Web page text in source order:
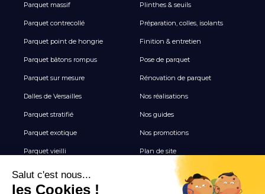
Parquet massif
Parquet contrecollé
Parquet point de hongrie
Parquet bâtons rompus
Parquet sur mesure
Dalles de Versailles
Parquet stratifié
Parquet exotique
Parquet vieilli
Revêtement de sol vinyle
Terrasse
Plinthes & seuils
Préparation, colles, isolants
Finition & entretien
Pose de parquet
Rénovation de parquet
Nos réalisations
Nos guides
Nos promotions
Plan de site